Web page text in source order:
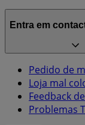
Entra em
Pedido de
Loja mal
Feedback
Problemas